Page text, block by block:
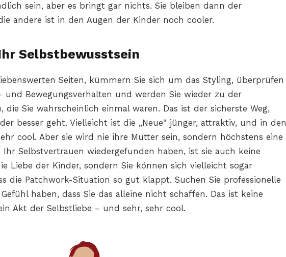
sein, aber es bringt gar nichts. Sie bleiben dann der
andere ist in den Augen der Kinder noch cooler.
Selbstbewusstsein
Seiten, kümmern Sie sich um das Styling, überprüfen
und Bewegungsverhalten und werden Sie wieder zu der
die Sie wahrscheinlich einmal waren. Das ist der sicherste Weg,
besser geht. Vielleicht ist die „Neue“ jünger, attraktiv, und in den
cool. Aber sie wird nie ihre Mutter sein, sondern höchstens eine
Ihr Selbstvertrauen wiedergefunden haben, ist sie auch keine
Liebe der Kinder, sondern Sie können sich vielleicht sogar
die Patchwork-Situation so gut klappt. Suchen Sie professionelle
haben, dass Sie das alleine nicht schaffen. Das ist keine
Akt der Selbstliebe – und sehr, sehr cool.